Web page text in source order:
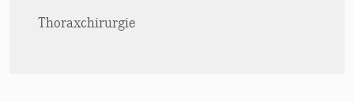
Thoraxchirurgie